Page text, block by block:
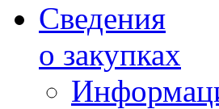
Сведения
о закупках